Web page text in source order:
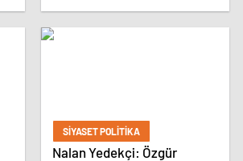
SIYASET POLITIKA
Nalan Yedekçi: Özgür